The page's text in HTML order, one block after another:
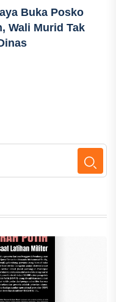
Buka Posko
Wali Murid Tak